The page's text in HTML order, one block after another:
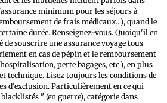
minimum pour les séjours à
de frais médicaux...), quand le
durée. Renseignez-vous. Quoiqu'il en
de souscrire une assurance voyage tous
en cas de pépin et le remboursement
perte bagages, etc.), en plus
technique. Lisez toujours les conditions de
d'exclusion. Particulièrement en ce qui
" (en guerre), catégorie dans